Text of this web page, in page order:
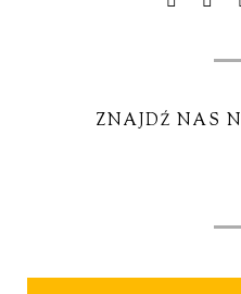
ZNAJDŹ NAS